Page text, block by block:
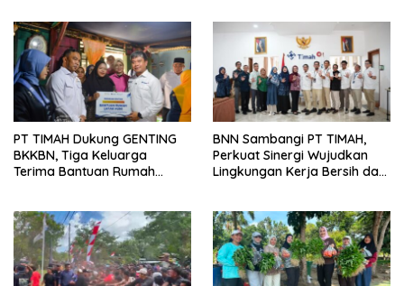
PT TIMAH Dukung GENTING
BKKBN, Tiga Keluarga
Terima Bantuan Rumah
BNN Sambangi PT TIMAH,
Perkuat Sinergi Wujudkan
Lingkungan Kerja Bersih dari